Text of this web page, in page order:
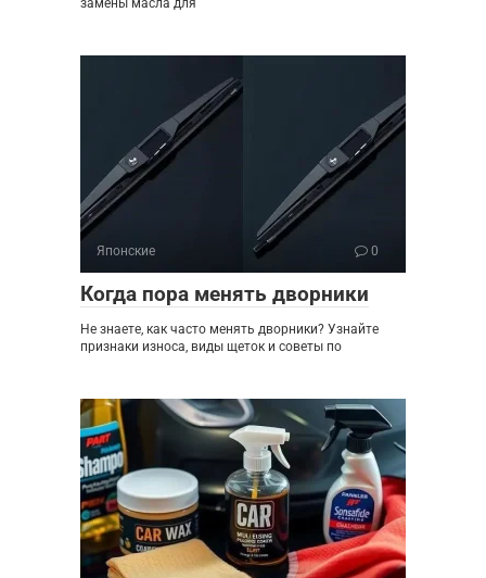
замены масла для
Японские 0
Когда пора менять дворники
Не знаете, как часто менять дворники? Узнайте
признаки износа, виды щеток и советы по